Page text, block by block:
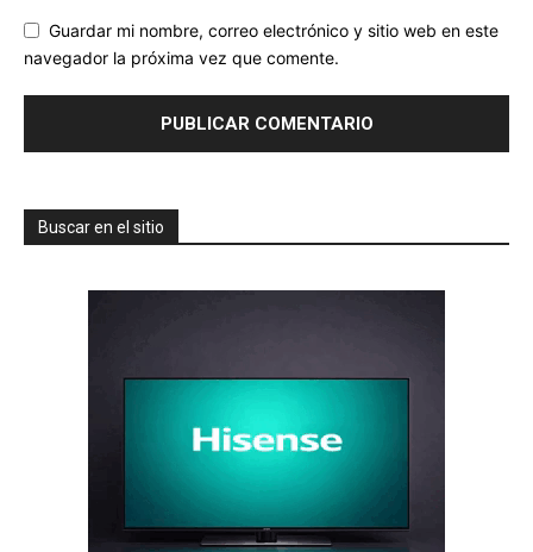
Guardar mi nombre, correo electrónico y sitio web en este
navegador la próxima vez que comente.
Buscar en el sitio